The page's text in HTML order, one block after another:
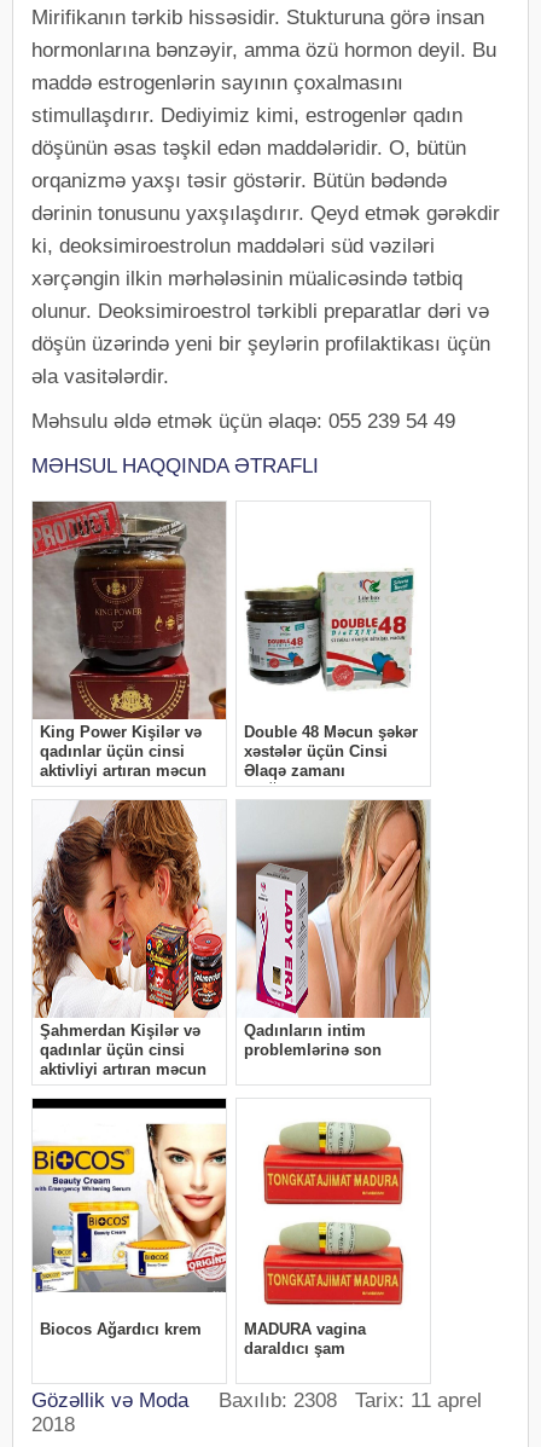
Mirifikanın tərkib hissəsidir. Stukturuna görə insan
hormonlarına bənzəyir, amma özü hormon deyil. Bu
maddə estrogenlərin sayının çoxalmasını
stimullaşdırır. Dediyimiz kimi, estrogenlər qadın
döşünün əsas təşkil edən maddələridir. O, bütün
orqanizmə yaxşı təsir göstərir. Bütün bədəndə
dərinin tonusunu yaxşılaşdırır. Qeyd etmək gərəkdir
ki, deoksimiroestrolun maddələri süd vəziləri
xərçəngin ilkin mərhələsinin müalicəsində tətbiq
olunur. Deoksimiroestrol tərkibli preparatlar dəri və
döşün üzərində yeni bir şeylərin profilaktikası üçün
əla vasitələrdir.
Məhsulu əldə etmək üçün əlaqə: 055 239 54 49
MƏHSUL HAQQINDA ƏTRAFLI
Gözəllik və ModaBaxılıb: 2308 Tarix: 11 aprel
2018